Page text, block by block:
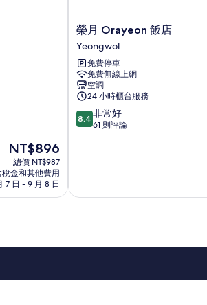
現
在
價
格
為
NT$896
總價 NT$987
稅金和其他費用
7 日 - 9 月 8 日
榮
月
Orayeon
飯
店
Yeongwol
榮月 Orayeon 飯店
Yeongwol
免費停車
免費無線上網
空調
24 小時櫃台服務
8.4
分，
常
評
8.4 非常好
61 則評論